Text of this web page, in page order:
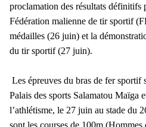
proclamation des résultats définitifs
Fédération malienne de tir sportif
médailles (26 juin) et la
du tir sportif (27 juin).
Les épreuves du bras de fer sportif
Palais des sports Salamatou Maïga
l’athlétisme, le 27 juin au stade du
sont les courses de 100m